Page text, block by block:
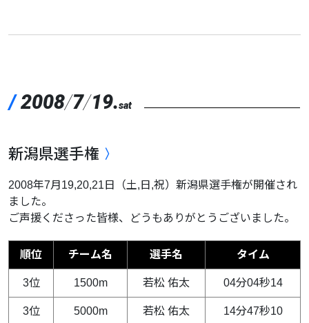
/2008/7/19.sat
新潟県選手権
2008年7月19,20,21日（土,日,祝）新潟県選手権が開催され
ました。
ご声援くださった皆様、どうもありがとうございました。
順位 チーム名 選手名 タイム
3位 1500m 若松 佑太 04分04秒14
3位 5000m 若松 佑太 14分47秒10